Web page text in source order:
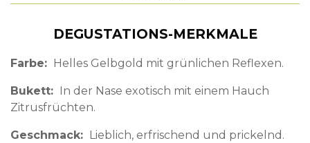
DEGUSTATIONS-MERKMALE
Farbe Helles Gelbgold mit grünlichen Reflexen.
Bukett
In der Nase exotisch mit einem Hauch
Zitrusfrüchten.
Geschmack Lieblich, erfrischend und prickelnd.